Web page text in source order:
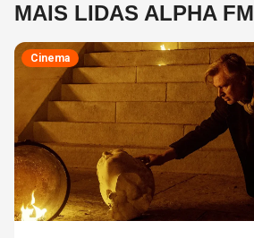
MAIS LIDAS ALPHA FM
Cinema